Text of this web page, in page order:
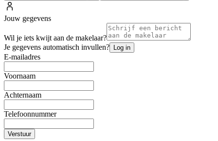
Jouw gegevens
Wil je iets kwijt aan de makelaar?
Je gegevens automatisch invullen? Log in
E-mailadres
Voornaam
Achternaam
Telefoonnummer
Verstuur